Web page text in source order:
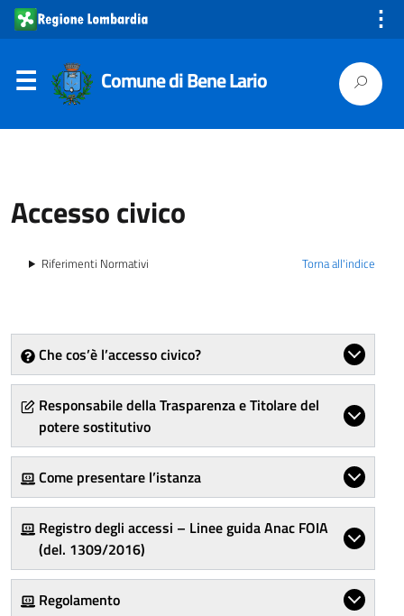
⋮
Comune di Bene Lario
Accesso civico
Torna all'indice
Riferimenti Normativi
Che cos’è l’accesso civico?
Responsabile della Trasparenza e Titolare del
potere sostitutivo
Come presentare l’istanza
Registro degli accessi – Linee guida Anac FOIA
(del. 1309/2016)
Regolamento